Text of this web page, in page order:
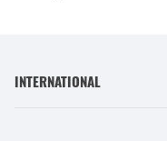
INTERNATIONAL